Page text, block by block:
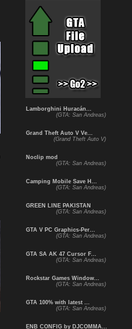
Lamborghini Huracán...
(GTA: San Andreas)
Grand Theft Auto V Ve...
(Grand Theft Auto V)
Noclip mod
(GTA: San Andreas)
Camping Mobile Save H...
(GTA: San Andreas)
GREEN LINE PAKISTAN
(GTA: San Andreas)
GTA V PC Graphics-Per...
(GTA: San Andreas)
GTA SA AK 47 Cursor F...
(GTA: San Andreas)
Rockstar Games Window...
(GTA: San Andreas)
GTA 100% with latest ...
(GTA: San Andreas)
ENB CONFIG by DJCOMMA...